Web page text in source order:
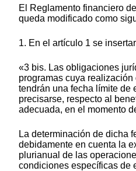
El Reglamento financiero
queda modificado como
1. En el artículo 1 se
«3 bis. Las obligaciones
programas cuya
tendrán una fecha límite de
precisarse, respecto al
adecuada, en el momento
La determinación de dicha
debidamente en cuenta la
plurianual de las
condiciones específicas de